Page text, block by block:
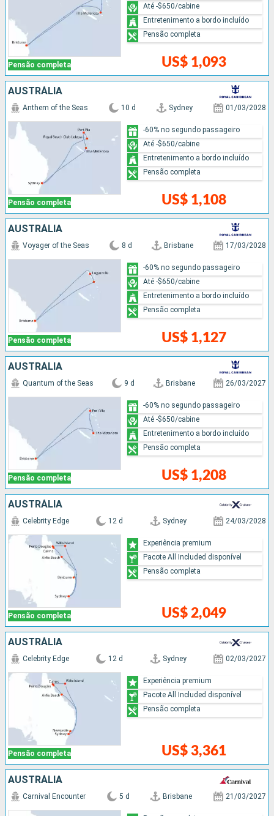
Pensão completa US$ 1,093
Até -$650/cabine
Entretenimento a bordo incluído
Pensão completa
AUSTRÁLIA
Pensão completa
Anthem of the Seas 10 d Sydney 01/03/2028
US$ 1,108
-60% no segundo passageiro
Até -$650/cabine
Entretenimento a bordo incluído
Pensão completa
AUSTRÁLIA
Pensão completa
Voyager of the Seas 8 d Brisbane 17/03/2028
US$ 1,127
-60% no segundo passageiro
Até -$650/cabine
Entretenimento a bordo incluído
Pensão completa
AUSTRÁLIA
Pensão completa
Quantum of the Seas 9 d Brisbane 26/03/2027
US$ 1,208
-60% no segundo passageiro
Até -$650/cabine
Entretenimento a bordo incluído
Pensão completa
AUSTRÁLIA
Pensão completa
Celebrity Edge 12 d Sydney 24/03/2028
US$ 2,049
Experiência premium
Pacote All Included disponível
Pensão completa
AUSTRÁLIA
Pensão completa
Celebrity Edge 12 d Sydney 02/03/2027
US$ 3,361
Experiência premium
Pacote All Included disponível
Pensão completa
AUSTRÁLIA
Carnival Encounter 5 d Brisbane 21/03/2027